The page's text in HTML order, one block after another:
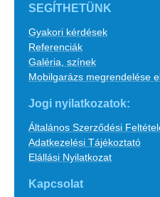
SEGÍTHETÜNK
Gyakori kérdések
Referenciák
Galéria, színek
Mobilgarázs megrendelése
Jogi nyilatkozatok:
Általános Szerződési
Adatkezelési Tájékoztató
Elállási Nyilatkozat
Kapcsolat